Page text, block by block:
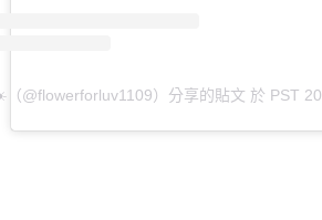
（@flowerforluv1109）分享的貼文 於 PST